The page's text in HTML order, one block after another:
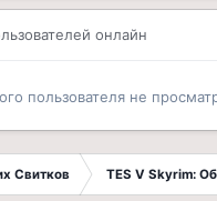
онлайн
пользователя не
Свитков TES V Skyrim: